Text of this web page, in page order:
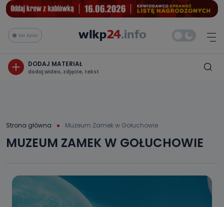
Na żywo
DODAJ MATERIAŁ
dodaj wideo, zdjęcie, tekst
Strona główna Muzeum Zamek w Gołuchowie
MUZEUM ZAMEK W GOŁUCHOWIE